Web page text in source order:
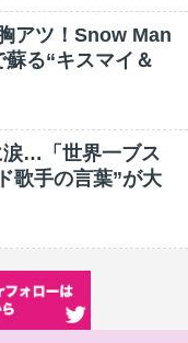
アツ！Snow Man
る“キスマイ＆
…「世界一ブス
歌手の言葉”が大